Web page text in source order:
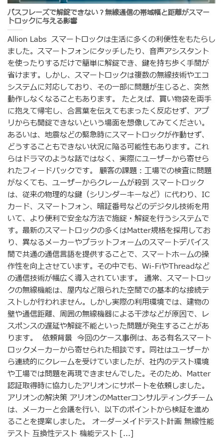
パスフレーズで解錠できない？無線通信の帯域幅と距離がスマー
トロックに与える影響
Allion Labs スマートロックは生活に多くの利便性をもたらし
ました。スマートフォンにタッチしたり、音声アシスタント
を使ったりするだけで簡単に解錠でき、鍵を持ち歩く手間が
省けます。しかし、スマートロックは複数の無線技術やエコ
システムに対応しており、その一部に問題が生じると、突然
動作しなくなることもあります。 たとえば、買い物袋を両手
に抱えて帰宅し、合言葉を伝えてもまったく反応せず、アプ
リからも開錠できないという場面を想像してみてください。
あるいは、地震などの緊急時にスマートロックが作動せず、
どうすることもできない状況に陥る可能性もあります。これ
らはドラマのような話ではなく、実際にユーザーから寄せら
れたフィードバックです。 顧客の課題：工場での検査に問題
がなくても、ユーザーからクレームが殺到 スマートロック
は、従来の物理的な鍵（シリンダーキーなど）に代わり、IC
カード、スマートフォン、暗証番号などのデジタル技術を用
いて、より便利で安全な方法で施錠・解錠を行うシステムで
す。最新のスマートロックの多くはMatter規格を採用してお
り、異なるメーカーやプラットフォームのスマートデバイス
間で共通の通信言語を提供することで、スマートホームの操
作性を向上させています。その中でも、Wi-FiやThreadなど
の通信技術が幅広く導入されています。 通常、スマートロッ
クの無線機能は、屋内など限られた空間での基本的な接続テ
ストしか行われません。しかし実際の利用環境では、建物の
壁や通信距離、周囲の無線機器による干渉などが原因で、レ
スポンスの遅延や解錠不能といった問題が発生することがあ
ります。 依頼背景 今回のケース事例は、ある有名スマート
ロックメーカーから寄せられた相談です。同社はユーザーか
ら連続的にクレームを受けていましたが、社内のテスト環境
や工場では問題を再現できませんでした。そのため、Matter
認証取得時に協力したアリオンにサポートを依頼しました。
アリオンの解決策 アリオンのMatterコンサルティングチーム
は、メーカーと会議を行い、以下のポイントから検証を進め
ることを提案しました。 オーダーメイドテスト計画 無線性能
テスト 互換性テスト 機能テスト [...]